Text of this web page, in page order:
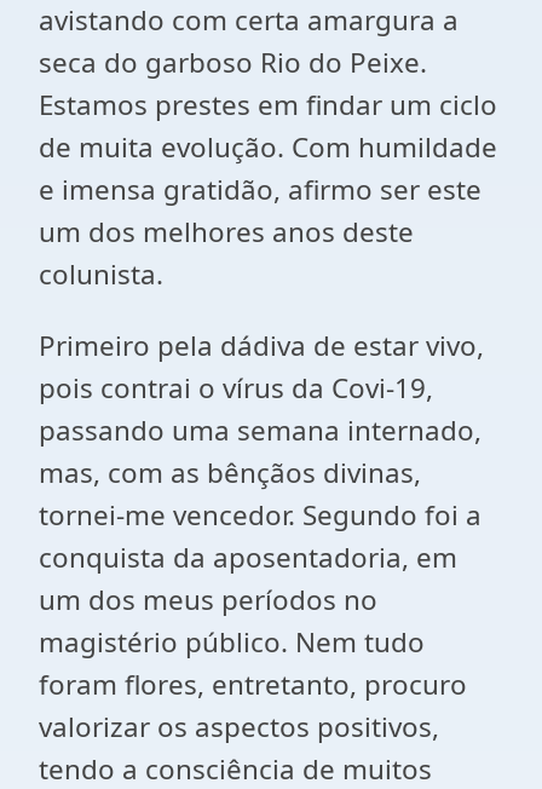
avistando com certa amargura a
seca do garboso Rio do Peixe.
Estamos prestes em findar um ciclo
de muita evolução. Com humildade
e imensa gratidão, afirmo ser este
um dos melhores anos deste
colunista.
Primeiro pela dádiva de estar vivo,
pois contrai o vírus da Covi-19,
passando uma semana internado,
mas, com as bênçãos divinas,
tornei-me vencedor. Segundo foi a
conquista da aposentadoria, em
um dos meus períodos no
magistério público. Nem tudo
foram flores, entretanto, procuro
valorizar os aspectos positivos,
tendo a consciência de muitos